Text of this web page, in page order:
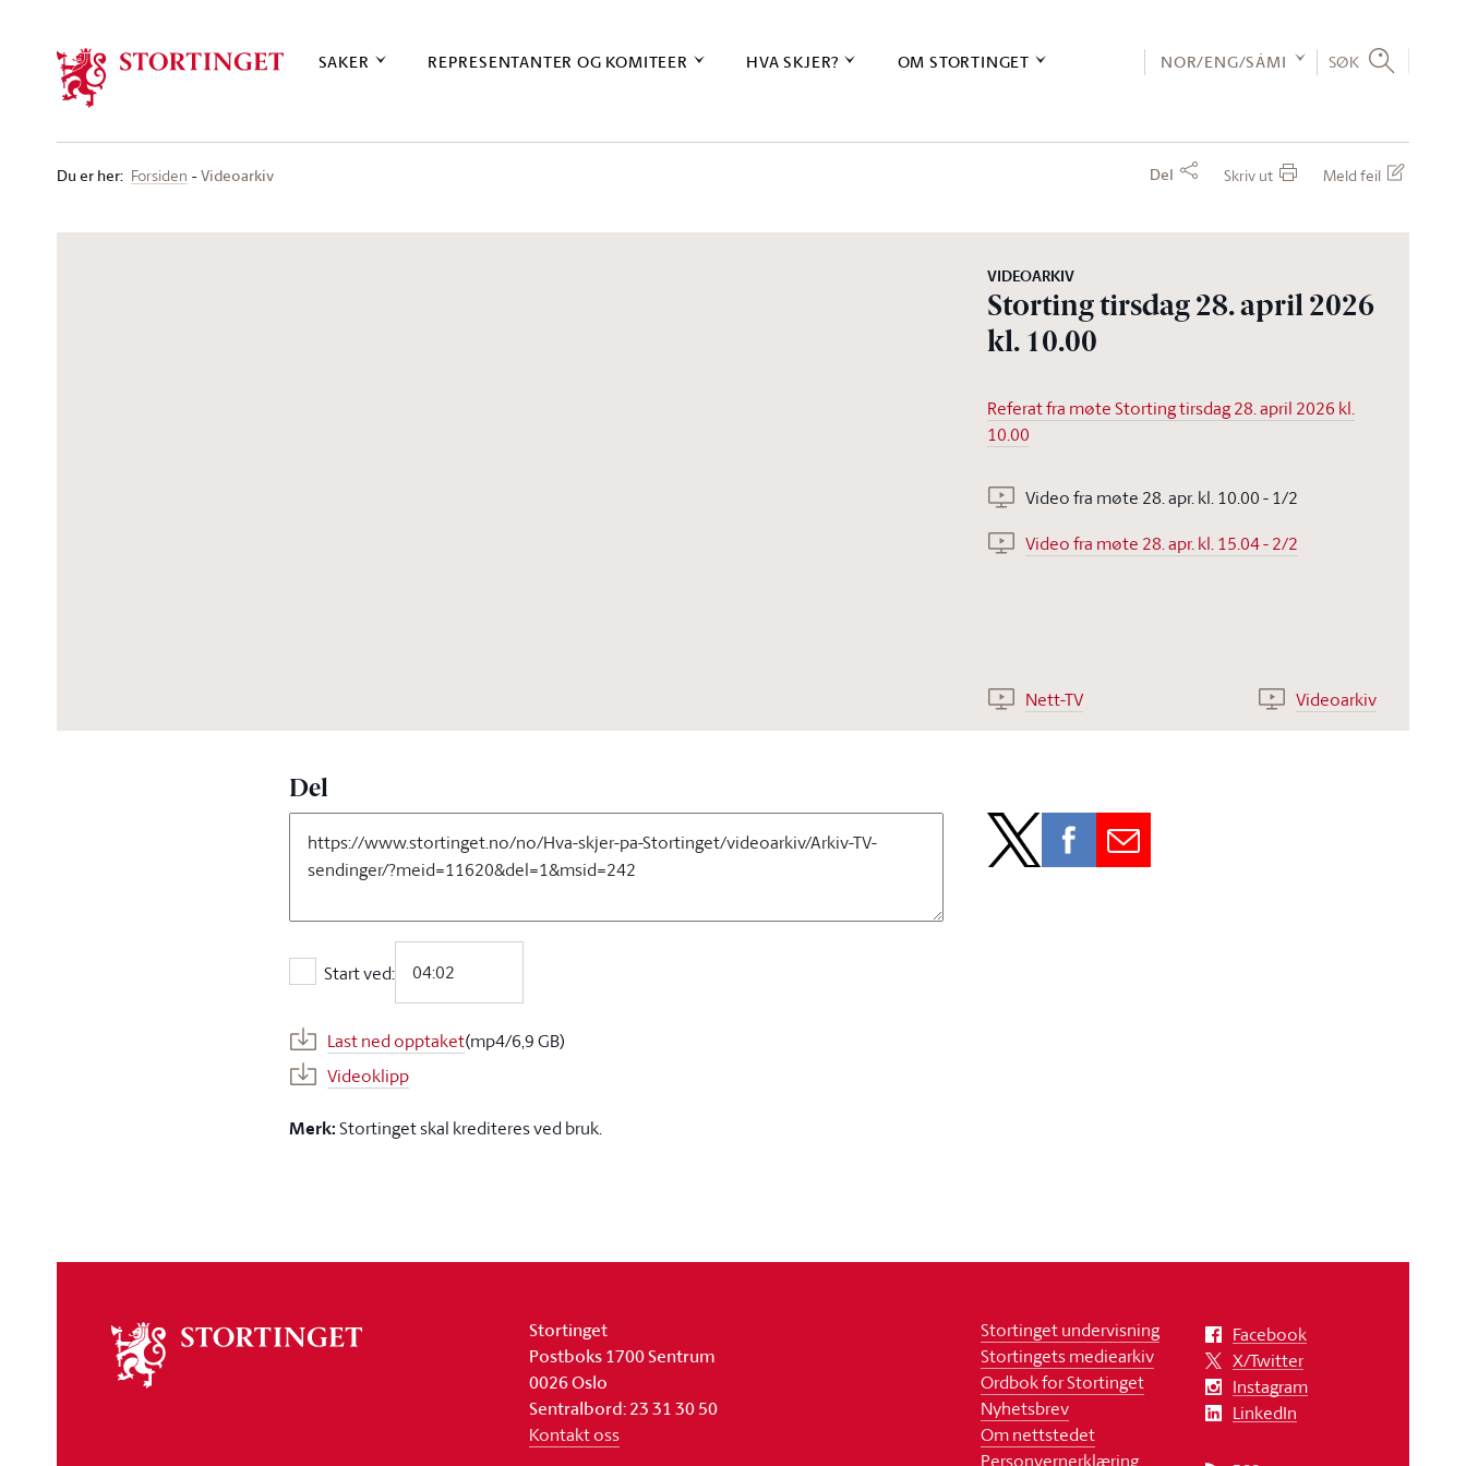
SAKER REPRESENTANTER OG KOMITEER HVA SKJER? OM STORTINGET NOR/ENG/SÁMI SØK
Du er her: Forsiden Videoarkiv Del Skriv ut Meld feil
VIDEOARKIV
Storting tirsdag 28. april 2026
kl. 10.00
Referat fra møte Storting tirsdag 28. april 2026 kl.
10.00
Video fra møte 28. apr. kl. 10.00 - 1/2
Video fra møte 28. apr. kl. 15.04 - 2/2
Nett-TV Videoarkiv
Del
Start ved:
Start ved:
Last ned opptaket(mp4/6,9 GB)
Videoklipp
Merk:Stortinget skal krediteres ved bruk.
stortinget
Stortinget
Postboks 1700 Sentrum
0026 Oslo
Sentralbord: 23 31 30 50
Kontakt oss
Stortinget undervisning
Stortingets mediearkiv
Ordbok for Stortinget
Nyhetsbrev
Om nettstedet
Personvernerklæring
Facebook
X/Twitter
Instagram
LinkedIn